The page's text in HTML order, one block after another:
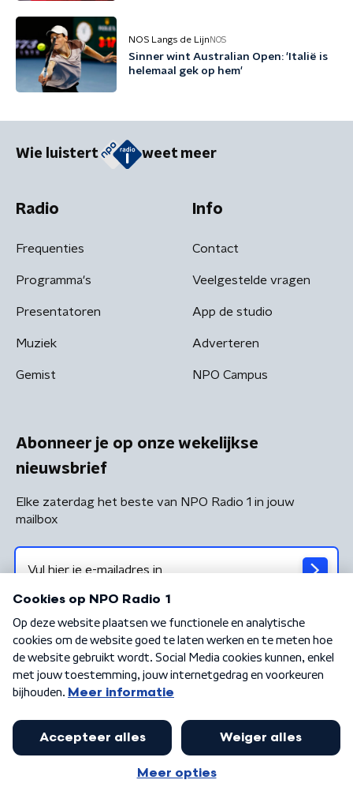
NOS Langs de Lijn NOS
Sinner wint Australian Open: 'Italië is
helemaal gek op hem'
Wie luistert weet meer
Radio
Frequenties
Programma's
Presentatoren
Muziek
Gemist
Info
Contact
Veelgestelde vragen
App de studio
Adverteren
NPO Campus
Abonneer je op onze wekelijkse
nieuwsbrief
Elke zaterdag het beste van NPO Radio 1 in jouw
mailbox
Algemene voorwaarden